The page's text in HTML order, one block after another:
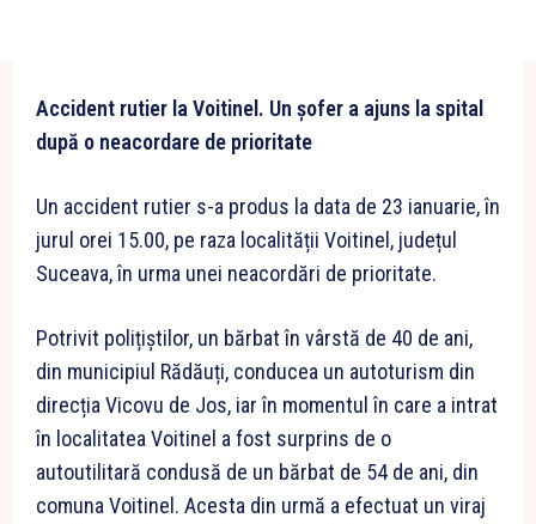
Accident rutier la Voitinel. Un șofer a ajuns la spital
după o neacordare de prioritate
Un accident rutier s-a produs la data de 23 ianuarie, în
jurul orei 15.00, pe raza localității Voitinel, județul
Suceava, în urma unei neacordări de prioritate.
Potrivit polițiștilor, un bărbat în vârstă de 40 de ani,
din municipiul Rădăuți, conducea un autoturism din
direcția Vicovu de Jos, iar în momentul în care a intrat
în localitatea Voitinel a fost surprins de o
autoutilitară condusă de un bărbat de 54 de ani, din
comuna Voitinel. Acesta din urmă a efectuat un viraj